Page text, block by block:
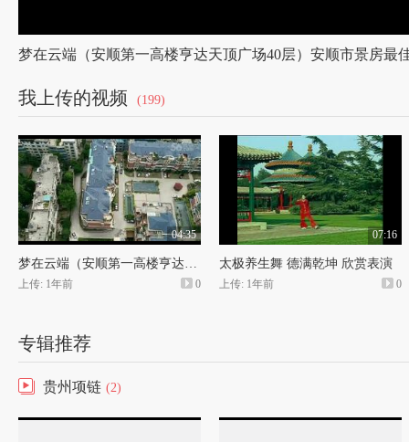
我上传的视频 (199)
04:35
梦在云端（安顺第一高楼亨达天顶广场40层）安顺市景房最佳观测点
上传: 1年前 0
07:16
太极养生舞 德满乾坤 欣赏表演
上传: 1年前 0
专辑推荐
贵州项链 (2)